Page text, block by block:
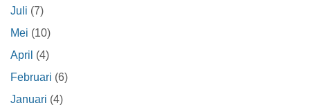
Juli (7)
Mei (10)
April (4)
Februari (6)
Januari (4)